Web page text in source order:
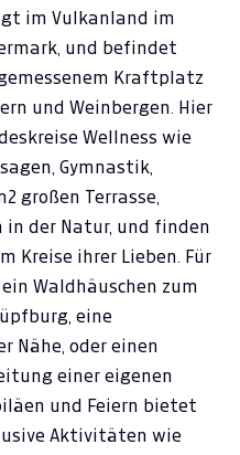
im Vulkanland im
und befindet
Kraftplatz
und Weinbergen. Hier
Wellness wie
Gymnastik,
großen Terrasse,
in der Natur, und finden
Kreise ihrer Lieben. Für
Waldhäuschen zum
eine
Nähe, oder einen
einer eigenen
und Feiern bietet
Aktivitäten wie